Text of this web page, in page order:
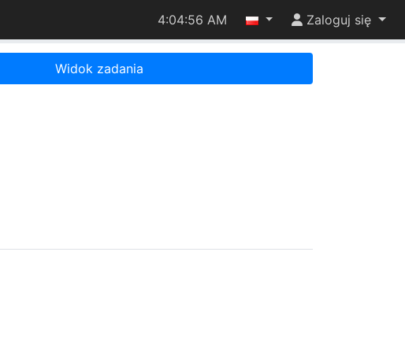
4:04:56 AM Zaloguj się
Widok zadania